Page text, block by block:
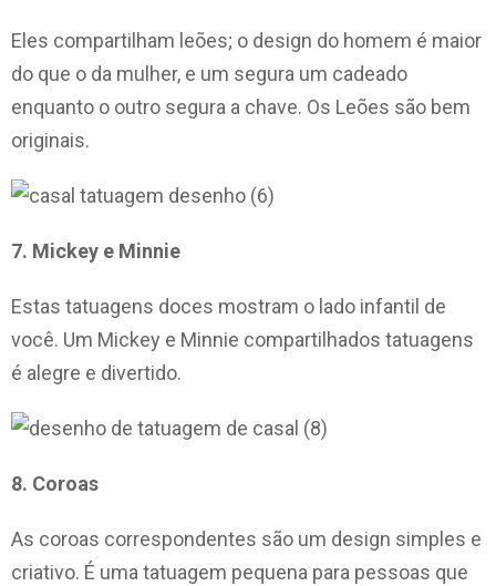
Eles compartilham leões; o design do homem é maior
do que o da mulher, e um segura um cadeado
enquanto o outro segura a chave. Os Leões são bem
originais.
7. Mickey e Minnie
Estas tatuagens doces mostram o lado infantil de
você. Um Mickey e Minnie compartilhados tatuagens
é alegre e divertido.
8. Coroas
As coroas correspondentes são um design simples e
criativo. É uma tatuagem pequena para pessoas que